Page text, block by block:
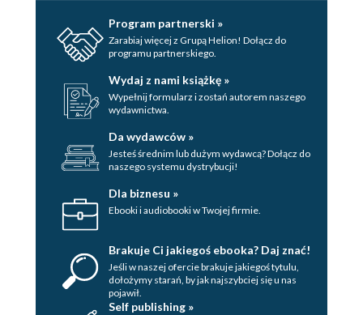
Program partnerski »
Zarabiaj więcej z Grupą Helion! Dołącz do
programu partnerskiego.
Wydaj z nami książkę »
Wypełnij formularz i zostań autorem naszego
wydawnictwa.
Da wydawców »
Jesteś średnim lub dużym wydawcą? Dołącz do
naszego systemu dystrybucji!
Dla biznesu »
Ebooki i audiobooki w Twojej firmie.
Brakuje Ci jakiegoś ebooka? Daj znać!
Jeśli w naszej ofercie brakuje jakiegoś tytulu,
dołożymy starań, by jak najszybciej się u nas
pojawił.
Self publishing »